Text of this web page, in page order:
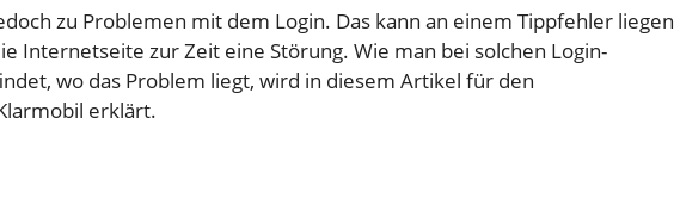
zu Problemen mit dem Login. Das kann an einem Tippfehler liegen
Internetseite zur Zeit eine Störung. Wie man bei solchen Login-
wo das Problem liegt, wird in diesem Artikel für den
erklärt.